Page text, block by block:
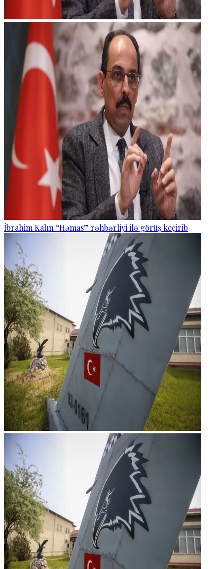
İbrahim Kalın “Həmas” rəhbərliyi ilə görüş keçirib